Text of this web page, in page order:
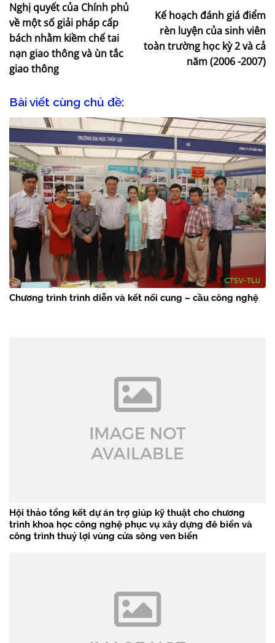
Nghị quyết của Chính phủ
về một số giải pháp cấp
bách nhằm kiềm chế tai
nạn giao thông và ùn tắc
giao thông
Kế hoạch đánh giá điểm
rèn luyện của sinh viên
toàn trường học kỳ 2 và cả
năm (2006 -2007)
Bài viết cùng chủ đề:
Chương trình trình diễn và kết nối cung – cầu công nghệ
Hội thảo tổng kết dự án trợ giúp kỹ thuật cho chương
trình khoa học công nghệ phục vụ xây dựng đê biển và
công trình thuỷ lợi vùng cửa sông ven biển